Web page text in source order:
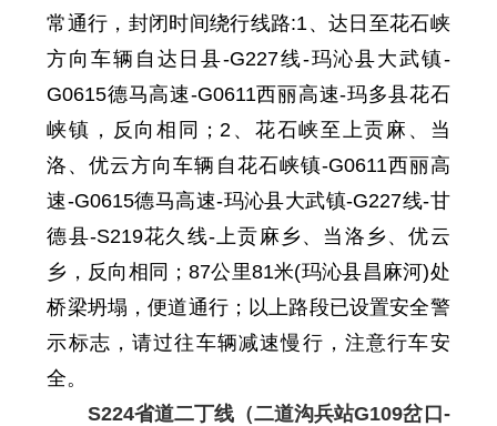
常通行，封闭时间绕行线路:1、 达日至花石峡
方向车辆自 达日县-G227线-玛沁县大武镇-
G0615德马高速-G0611西丽高速-玛多县花石
峡镇 ， 反向相同；2、 花石峡至上贡麻、当
洛、优云方向车辆自 花石峡镇-G0611西丽高
速-G0615德马高速-玛沁县大武镇-G227线-甘
德县-S219花久线-上贡麻乡、当洛乡、优云
乡 ， 反向相同 ；87公里81米(玛沁县昌麻河)处
桥梁坍塌，便道通行； 以上路段已设置安全警
示标志，请过往车辆减速慢行，注意行车安
全。
S224省道二丁线（二道沟兵站G109岔口-